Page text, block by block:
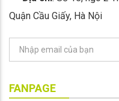
Quận Cầu Giấy, Hà Nội
FANPAGE